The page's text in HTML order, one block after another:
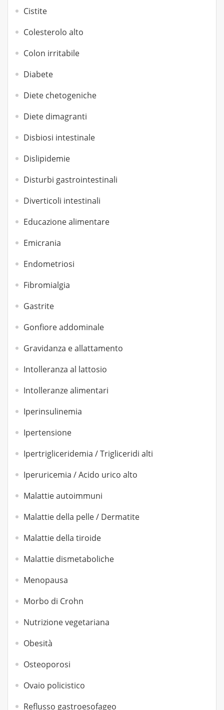
Cistite
Colesterolo alto
Colon irritabile
Diabete
Diete chetogeniche
Diete dimagranti
Disbiosi intestinale
Dislipidemie
Disturbi gastrointestinali
Diverticoli intestinali
Educazione alimentare
Emicrania
Endometriosi
Fibromialgia
Gastrite
Gonfiore addominale
Gravidanza e allattamento
Intolleranza al lattosio
Intolleranze alimentari
Iperinsulinemia
Ipertensione
Ipertrigliceridemia / Trigliceridi alti
Iperuricemia / Acido urico alto
Malattie autoimmuni
Malattie della pelle / Dermatite
Malattie della tiroide
Malattie dismetaboliche
Menopausa
Morbo di Crohn
Nutrizione vegetariana
Obesità
Osteoporosi
Ovaio policistico
Reflusso gastroesofageo